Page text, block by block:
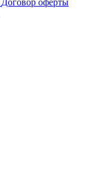
Договор оферты